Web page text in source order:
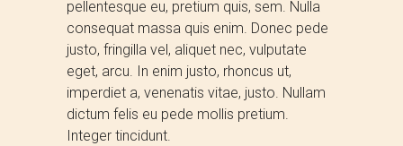
pellentesque eu, pretium quis, sem. Nulla
consequat massa quis enim. Donec pede
justo, fringilla vel, aliquet nec, vulputate
eget, arcu. In enim justo, rhoncus ut,
imperdiet a, venenatis vitae, justo. Nullam
dictum felis eu pede mollis pretium.
Integer tincidunt.